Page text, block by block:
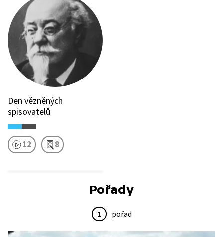
Den vězněných
spisovatelů
12 8
Pořady
1 pořad